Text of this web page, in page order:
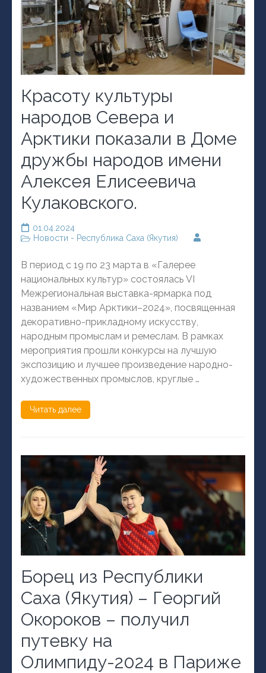
Красоту культуры
народов Севера и
Арктики показали в Доме
дружбы народов имени
Алексея Елисеевича
Кулаковского.
01.04.2024
Новости - Республика Саха (Якутия)
В период с 19 по 23 марта в «Галерее
национальных культур» состоялась VI
Межрегиональная выставка-ярмарка под
названием «Мир Арктики–2024», посвященная
декоративно-прикладному искусству,
народным промыслам и ремеслам. В рамках
мероприятия прошли конкурсы на лучшую
экспозицию и лучшее произведение народно-
художественных промыслов, круглые …
Читать далее
Борец из Республики
Саха (Якутия) – Георгий
Окороков – получил
путевку на
Олимпиду-2024 в Париже